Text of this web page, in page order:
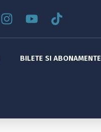
BILETE SI ABONAMENTE